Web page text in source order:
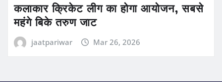
कलाकार क्रिकेट लीग का होगा आयोजन, सबसे
महंगे बिके तरुण जाट
jaatpariwar Mar 26, 2026